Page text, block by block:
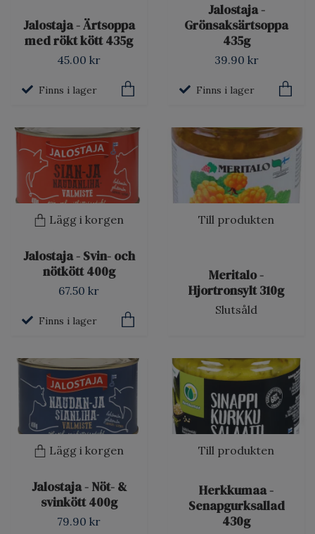
Jalostaja - Ärtsoppa
med rökt kött 435g
45.00 kr
Finns i lager
Jalostaja -
Grönsaksärtsoppa
435g
39.90 kr
Finns i lager
Lägg i korgen
Jalostaja - Svin- och
nötkött 400g
67.50 kr
Finns i lager
Till produkten
Meritalo -
Hjortronsylt 310g
Slutsåld
Lägg i korgen
Jalostaja - Nöt- &
svinkött 400g
79.90 kr
Till produkten
Herkkumaa -
Senapgurksallad
430g